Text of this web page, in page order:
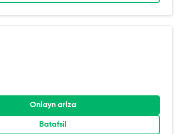
Onlayn ariza
Batafsil